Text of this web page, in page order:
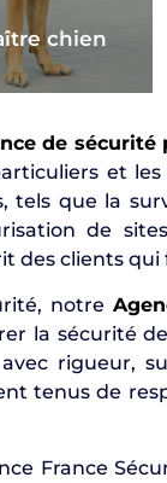
chien
de sécurité
et
tels que la
de
des clients
notre
la sécurité
rigueur,
tenus de
France